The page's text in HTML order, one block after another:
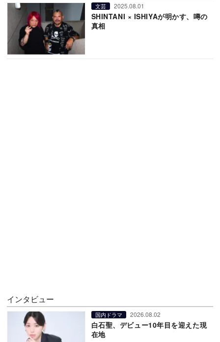
文芸 2025.08.01
SHINTANI × ISHIYAが明かす、噂の
真相
インタビュー
国内ドラマ 2026.08.02
白石聖、デビュー10年目を迎えた現
在地